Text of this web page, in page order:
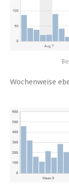
Wochen­weise